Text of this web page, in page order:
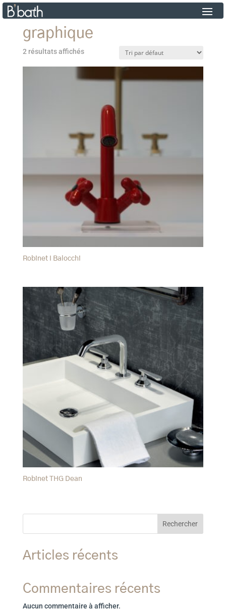
graphique
2 résultats affichés
Robinet I Balocchi
Robinet THG Dean
Rechercher
Articles récents
Commentaires récents
Aucun commentaire à afficher.